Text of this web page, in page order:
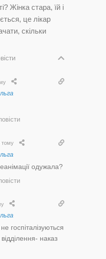
Жінка стара, їй і
це лікар
скільки
тому
одужала?
госпіталізуються
наказ